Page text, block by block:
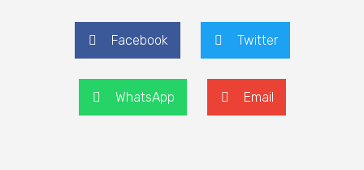
Facebook Twitter
WhatsApp Email